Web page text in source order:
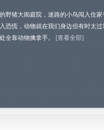
野猪大闹庭院，迷路的小鸟闯入住
恐慌，动物就在我们身边但有时太
全靠动物擒拿手。
[查看全部]